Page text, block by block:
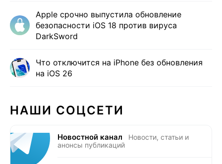
Apple срочно выпустила обновление
безопасности iOS 18 против вируса
DarkSword
Что отключится на iPhone без обновления
на iOS 26
НАШИ СОЦСЕТИ
Новостной канал
Новости, статьи и
анонсы публикаций